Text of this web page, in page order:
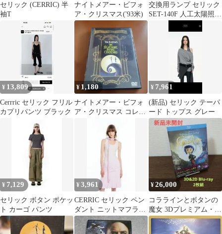
セリック (CERRIC) 半
袖T
ナイトメアー・ビフォ
ア・クリスマス('93米)
交換用ランプ セリック
SET-140F 人工太陽照明
¥ 13,809
Cerrric セリック フリル
カプリパンツ ブラック
¥ 1,180
ナイトメアー・ビフォ
ア・クリスマス コレク
('93米)〈2…
¥ 7,961
(新品) セリック テーパ
ード トップス グレー
¥ 7,129
セリック ボタン ポケッ
ト カーゴ パンツ
¥3,961
CERRIC セリック ペン
ダント ニットマフラー
スカーフ
¥26,000
コララインとボタンの
魔女 3Dプレミアム・エ
ディション('09米)〈初
回限定生…